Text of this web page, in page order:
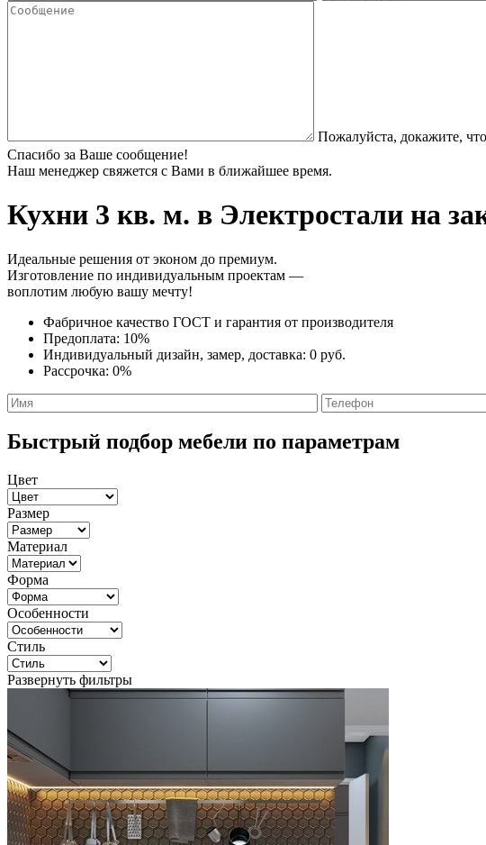
Пожалуйста, докажите,
Спасибо за Ваше сообщение!
Наш менеджер свяжется с Вами в ближайшее время.
Кухни 3 кв. м. в Электростали на
Идеальные решения от эконом до премиум.
Изготовление по индивидуальным проектам —
воплотим любую вашу мечту!
Фабричное качество ГОСТ и гарантия от производителя
Предоплата: 10%
Индивидуальный дизайн, замер, доставка: 0 руб.
Рассрочка: 0%
Быстрый подбор мебели по параметрам
Цвет
Размер
Материал
Форма
Особенности
Стиль
Развернуть фильтры